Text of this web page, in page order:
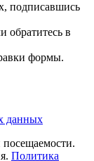
подписавшись
обратитесь в
формы.
данных
Политика